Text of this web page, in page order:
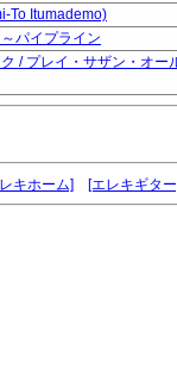
To Itumademo)
パイプライン
/ プレイ・サザン・オー
キホーム] [エレキギタ